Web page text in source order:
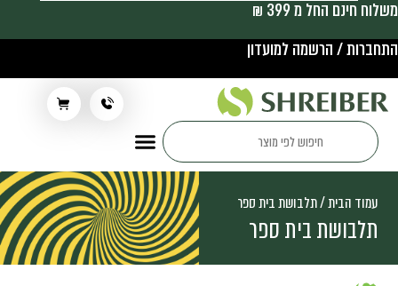
משלוח חינם החל מ 399 ₪
התחברות / הרשמה למועדון
עמוד הבית/ תלבושת בית ספר
תלבושת בית ספר